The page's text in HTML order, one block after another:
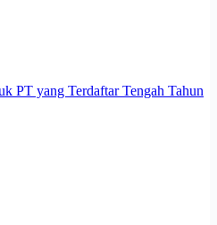
PT yang Terdaftar Tengah Tahun